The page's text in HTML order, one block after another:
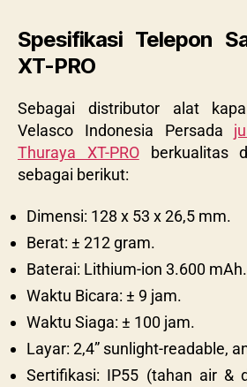
Spesifikasi Telepon
XT-PRO
Sebagai distributor alat
Velasco Indonesia Persada
Thuraya XT-PROberkualitas
sebagai berikut:
Dimensi: 128 x 53 x 26,5 mm.
Berat: ± 212 gram.
Baterai: Lithium-ion 3.600 mAh.
Waktu Bicara: ± 9 jam.
Waktu Siaga: ± 100 jam.
Layar: 2,4” sunlight-readable,
Sertifikasi: IP55 (tahan air &